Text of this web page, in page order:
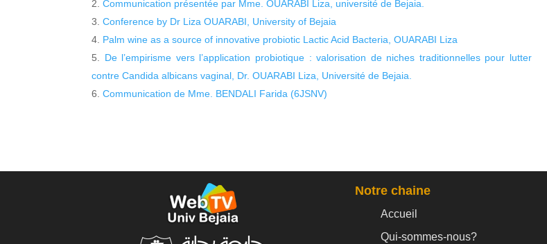
Communication présentée par Mme. OUARABI Liza, université de Bejaia.
Conference by Dr Liza OUARABI, University of Bejaia
Palm wine as a source of innovative probiotic Lactic Acid Bacteria, OUARABI Liza
De l’empirisme vers l’application probiotique : valorisation de niches traditionnelles pour lutter
contre Candida albicans vaginal, Dr. OUARABI Liza, Université de Bejaia.
Communication de Mme. BENDALI Farida (6JSNV)
Notre chaine
Accueil
Qui-sommes-nous?